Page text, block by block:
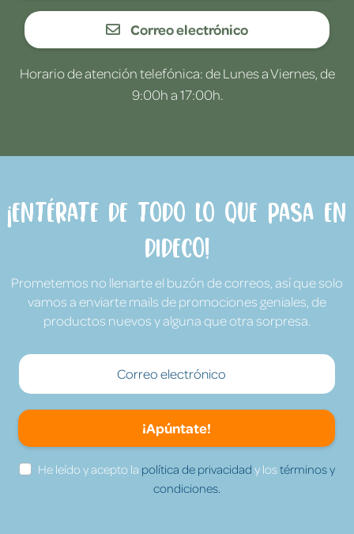
Correo electrónico
Horario de atención telefónica: de Lunes a Viernes, de
9:00h a 17:00h.
¡Entérate de todo lo que pasa en
Dideco!
Prometemos no llenarte el buzón de correos, así que solo
vamos a enviarte mails de promociones geniales, de
productos nuevos y alguna que otra sorpresa.
¡Apúntate!
He leído y acepto la política de privacidad y lostérminos y
condiciones.